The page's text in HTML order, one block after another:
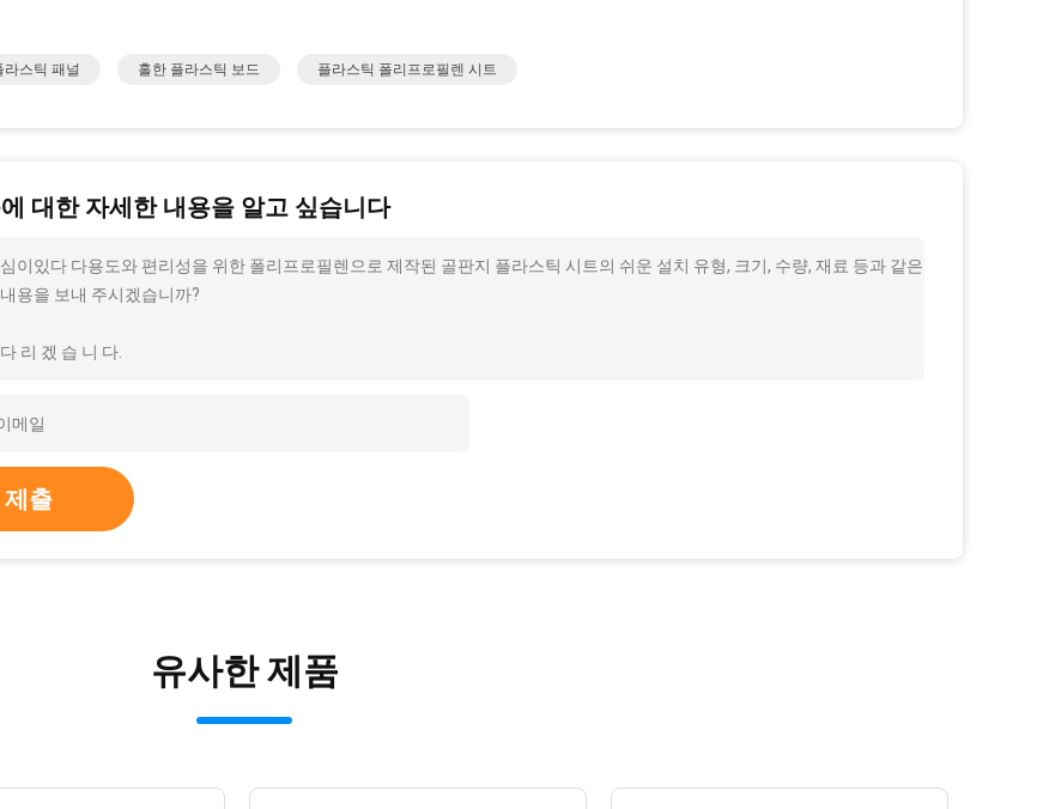
라스틱 패널 홀한 플라스틱 보드 플라스틱 폴리프로필렌 시트
대한 자세한 내용을 알고 싶습니다
이있다 다용도와 편리성을 위한 폴리프로필렌으로 제작된 골판지 플라스틱 시트의 쉬운 설치 유형, 크기, 수량, 재료 등과 같은
용을 보내 주시겠습니까?
리 겠 습 니 다.
제출
유사한 제품